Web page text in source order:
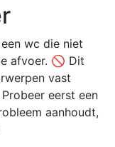
wc die niet
afvoer. 🚫 Dit
vast
eerst een
aanhoudt,